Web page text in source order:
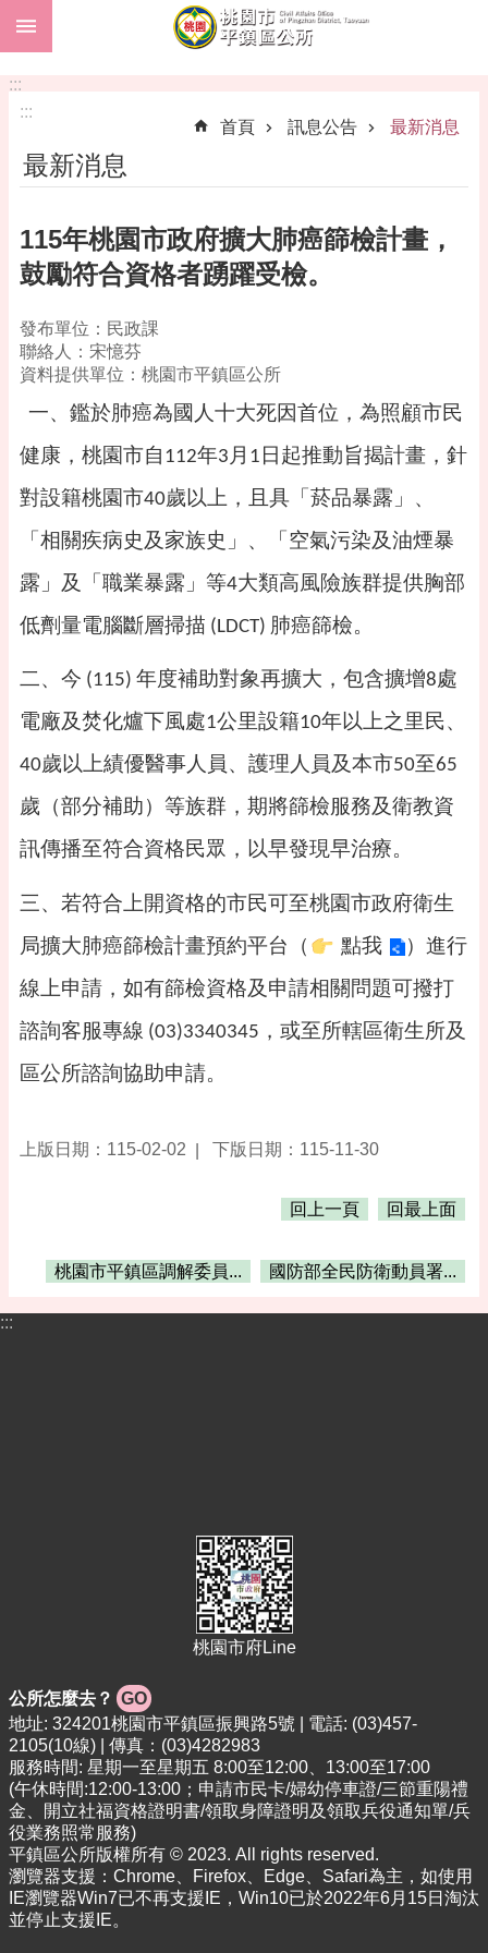
跳到主要內容區塊
進
階
區
介
紹
息
公
告
便
資
關
通
訊
錄
關
料
動
報
名
專
區
首
網
站
箱
策
政
府
網
站
資
料
開
放
宣
:::
:::
首頁
訊息公告 最新消息
最新消息
115年桃園市政府擴大肺癌篩檢計畫，
鼓勵符合資格者踴躍受檢。
發布單位：民政課
聯絡人：宋憶芬
資料提供單位：桃園市平鎮區公所
一、鑑於肺癌為國人十大死因首位，為照顧市民
健康，桃園市自 112年3 月 1 日起推動旨揭計畫，針
對設籍桃園市40歲以上，且具「菸品暴露」、
「相關疾病史及家族史」、「空氣污染及油煙暴
露」及「職業暴露」等4大類高風險族群提供胸部
低劑量電腦斷層掃描 (LDCT) 肺癌篩檢。
二、今 (115) 年度補助對象再擴大，包含擴增8處
電廠及焚化爐下風處1公里設籍10年以上之里民、
40歲以上績優醫事人員、護理人員及本市50至65
歲（部分補助）等族群，期將篩檢服務及衛教資
訊傳播至符合資格民眾，以早發現早治療。
三、若符合上開資格的市民可至桃園市政府衛生
局擴大肺癌篩檢計畫預約平台（
點我
）進行
線上申請，如有篩檢資格及申請相關問題可撥打
諮詢客服專線 (03)3340345 ，或至所轄區衛生所及
區公所諮詢協助申請。
上版日期：115-02-02 下版日期：115-11-30
回上一頁 回最上面
桃園市平鎮區調解委員... 國防部全民防衛動員署...
:::
桃園市府Line
公所怎麼去？ GO
地址: 324201桃園市平鎮區振興路5號 | 電話: (03)457-
2105(10線) | 傳真：(03)4282983
服務時間: 星期一至星期五 8:00至12:00、13:00至17:00
(午休時間:12:00-13:00；申請市民卡/婦幼停車證/三節重陽禮
金、開立社福資格證明書/領取身障證明及領取兵役通知單/兵
役業務照常服務)
平鎮區公所版權所有 © 2023. All rights reserved.
瀏覽器支援：Chrome、Firefox、Edge、Safari為主，如使用
IE瀏覽器Win7已不再支援IE，Win10已於2022年6月15日淘汰
並停止支援IE。